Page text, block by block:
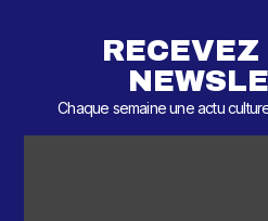
Chaque semaine une actu